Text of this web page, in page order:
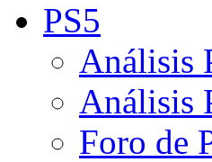
PS5
Análisis
Análisis
Foro de